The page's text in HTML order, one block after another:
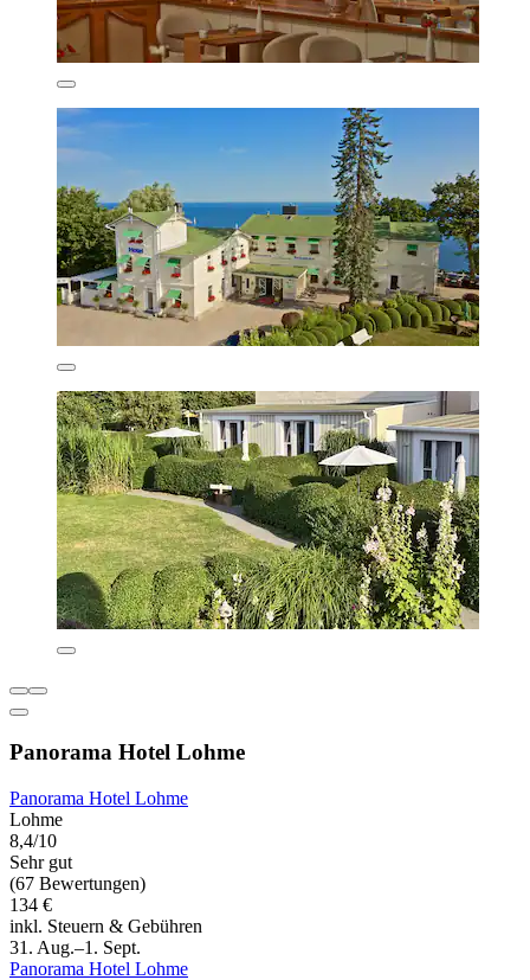
Panorama Hotel Lohme
Panorama Hotel Lohme
Lohme
8,4/10
Sehr gut
(67 Bewertungen)
134 €
inkl. Steuern & Gebühren
31. Aug.–1. Sept.
Panorama Hotel Lohme